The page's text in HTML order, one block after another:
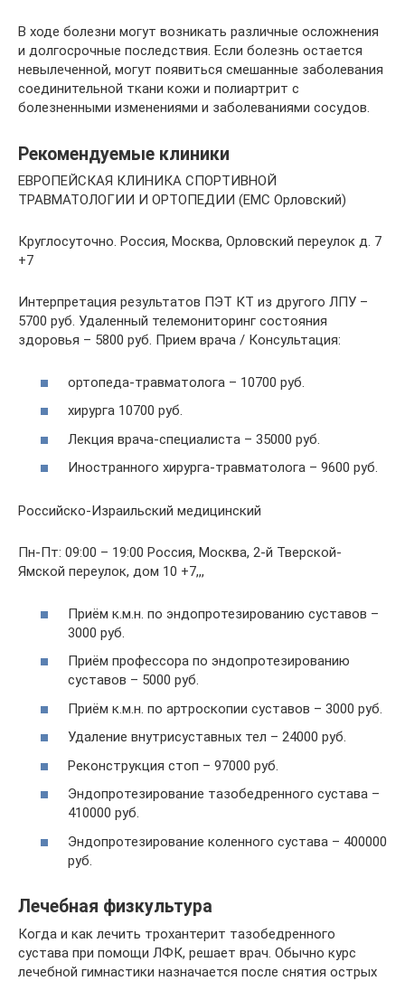
В ходе болезни могут возникать различные осложнения
и долгосрочные последствия. Если болезнь остается
невылеченной, могут появиться смешанные заболевания
соединительной ткани кожи и полиартрит с
болезненными изменениями и заболеваниями сосудов.
Рекомендуемые клиники
ЕВРОПЕЙСКАЯ КЛИНИКА СПОРТИВНОЙ
ТРАВМАТОЛОГИИ И ОРТОПЕДИИ (EMC Орловский)
Круглосуточно. Россия, Москва, Орловский переулок д. 7
+7
Интерпретация результатов ПЭТ КТ из другого ЛПУ –
5700 руб. Удаленный телемониторинг состояния
здоровья – 5800 руб. Прием врача / Консультация:
ортопеда-травматолога – 10700 руб.
хирурга 10700 руб.
Лекция врача-специалиста – 35000 руб.
Иностранного хирурга-травматолога – 9600 руб.
Российско-Израильский медицинский
Пн-Пт: 09:00 – 19:00 Россия, Москва, 2-й Тверской-
Ямской переулок, дом 10 +7,,,
Приём к.м.н. по эндопротезированию суставов –
3000 руб.
Приём профессора по эндопротезированию
суставов – 5000 руб.
Приём к.м.н. по артроскопии суставов – 3000 руб.
Удаление внутрисуставных тел – 24000 руб.
Реконструкция стоп – 97000 руб.
Эндопротезирование тазобедренного сустава –
410000 руб.
Эндопротезирование коленного сустава – 400000
руб.
Лечебная физкультура
Когда и как лечить трохантерит тазобедренного
сустава при помощи ЛФК, решает врач. Обычно курс
лечебной гимнастики назначается после снятия острых